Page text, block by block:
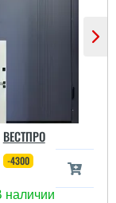
ВЕСТПРО
-4300